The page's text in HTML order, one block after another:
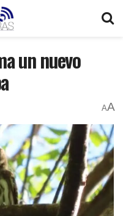
un nuevo
AA